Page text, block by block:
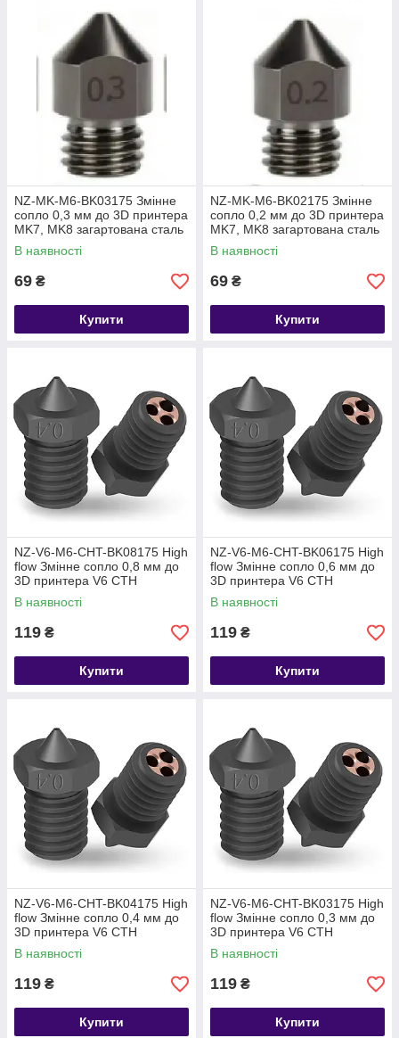
NZ-MK-M6-BK03175 Змінне
сопло 0,3 мм до 3D принтера
MK7, MK8 загартована сталь
В наявності
69 ₴
Купити
NZ-MK-M6-BK02175 Змінне
сопло 0,2 мм до 3D принтера
MK7, MK8 загартована сталь
В наявності
69 ₴
Купити
NZ-V6-M6-CHT-BK08175 High
flow Змінне сопло 0,8 мм до
3D принтера V6 CTH
загартована сталь
В наявності
119 ₴
Купити
NZ-V6-M6-CHT-BK06175 High
flow Змінне сопло 0,6 мм до
3D принтера V6 CTH
загартована сталь
В наявності
119 ₴
Купити
NZ-V6-M6-CHT-BK04175 High
flow Змінне сопло 0,4 мм до
3D принтера V6 CTH
загартована сталь
В наявності
119 ₴
Купити
NZ-V6-M6-CHT-BK03175 High
flow Змінне сопло 0,3 мм до
3D принтера V6 CTH
загартована сталь
В наявності
119 ₴
Купити